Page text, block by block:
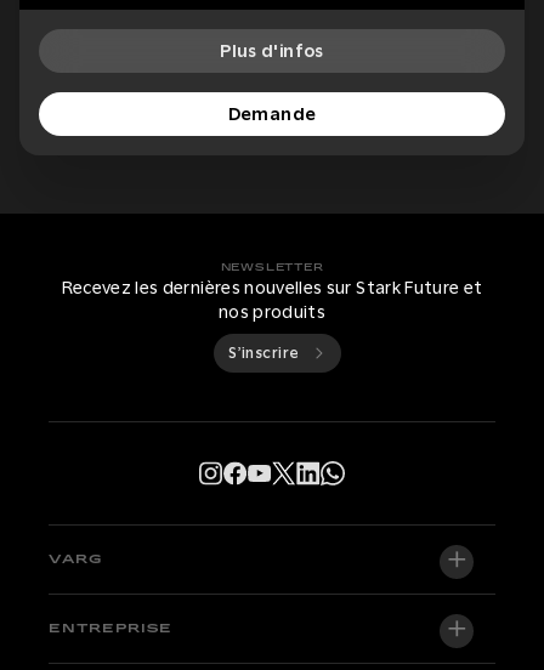
Plus d'infos
Demande
NEWSLETTER
Recevez les dernières nouvelles sur Stark Future et
nos produits
S’inscrire
VARG
VARG EX
ENTREPRISE